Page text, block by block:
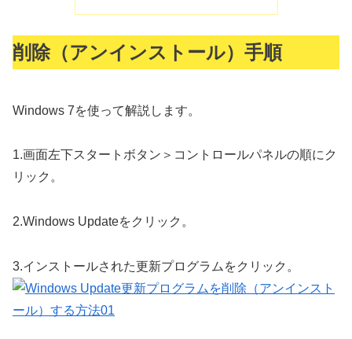
削除（アンインストール）手順
Windows 7を使って解説します。
1.画面左下スタートボタン＞コントロールパネルの順にク
リック。
2.Windows Updateをクリック。
3.インストールされた更新プログラムをクリック。